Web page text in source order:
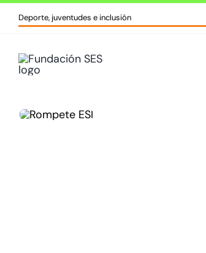
Skip
Deporte, juventudes e inclusión